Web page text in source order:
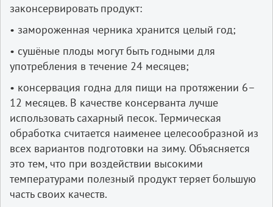
законсервировать продукт:
• замороженная черника хранится целый год;
• сушёные плоды могут быть годными для
употребления в течение 24 месяцев;
• консервация годна для пищи на протяжении 6–
12 месяцев. В качестве консерванта лучше
использовать сахарный песок. Термическая
обработка считается наименее целесообразной из
всех вариантов подготовки на зиму. Объясняется
это тем, что при воздействии высокими
температурами полезный продукт теряет большую
часть своих качеств.